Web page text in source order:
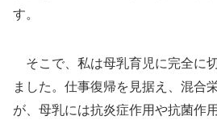
す。
そこで、私は母乳育児に完全に
ました。仕事復帰を見据え、混合
が、母乳には抗炎症作用や抗菌作